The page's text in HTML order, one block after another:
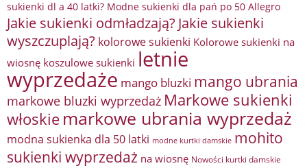
sukienki dl a 40 latki? Modne sukienki dla pań po 50 Allegro
Jakie sukienki odmładzają? Jakie sukienki
wyszczuplają? kolorowe sukienki Kolorowe sukienki na
wiosnę koszulowe sukienki letnie
wyprzedaże mango bluzki mango ubrania
markowe bluzki wyprzedaż Markowe sukienki
włoskie markowe ubrania wyprzedaż
modna sukienka dla 50 latki modne kurtki damskie mohito
sukienki wyprzedaż na wiosnę Nowości kurtki damskie